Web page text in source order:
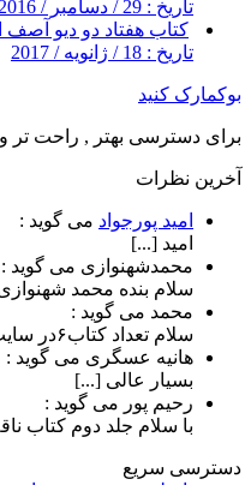
تاریخ : 29 / دسامبر / 2016
کتاب هفتاد دو دیو آصف
تاریخ : 18 / ژانویه / 2017
بوکمارک کنید
برای دسترسی بهتر , راحت تر
آخرین نظرات
امید پورجواد می گوید :
امید [...]
محمدشهنوازی می گوید :
سلام بنده محمد
محمد می گوید :
سلام تعداد کتاب۶در سایت زیاد نیست [...]
هانیه عسگری می گوید :
بسیار عالی [...]
رحیم پور می گوید :
با سلام جلد دوم کتاب
دسترسی سریع